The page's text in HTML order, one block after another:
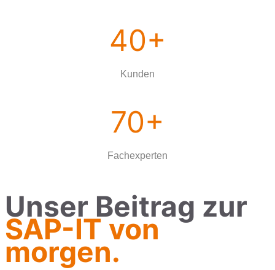
40+
Kunden
70+
Fachexperten
Unser Beitrag zur
SAP-IT von
morgen.